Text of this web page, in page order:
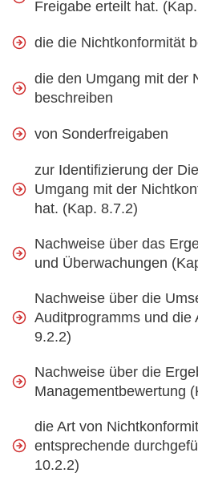
Freigabe erteilt hat.
die die Nichtkonformität
die den Umgang mit der
beschreiben
von Sonderfreigaben
zur Identifizierung der
Umgang mit der
hat. (Kap. 8.7.2)
Nachweise über das
und Überwachungen
Nachweise über die
Auditprogramms und die
9.2.2)
Nachweise über die
Managementbewertung
die Art von
entsprechende
10.2.2)